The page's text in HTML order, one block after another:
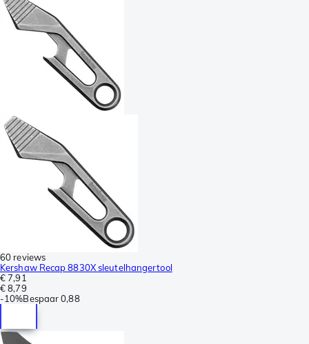
60 reviews
Kershaw Recap 8830X sleutelhangertool
€ 7,91
€ 8,79
-10%Bespaar 0,88